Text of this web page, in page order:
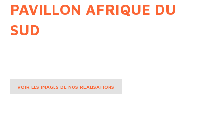
PAVILLON AFRIQUE DU
SUD
VOIR LES IMAGES DE NOS RÉALISATIONS